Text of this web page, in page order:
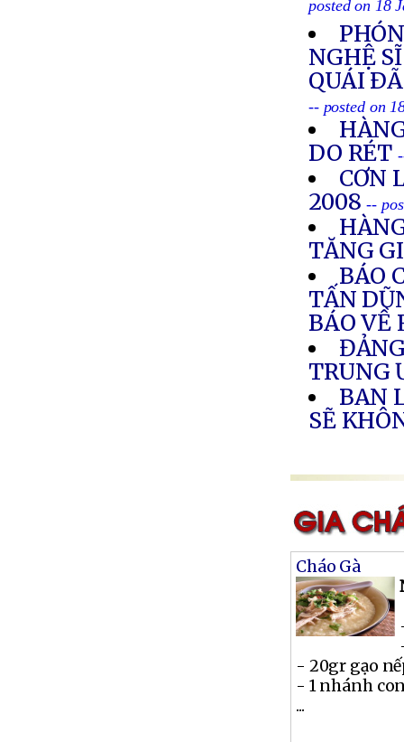
posted on 18
NGHỆ
QUÁI
-- posted on
DO RÉT
CƠN
2008--
TĂNG
BÁO
TẤN
BÁO VỀ
TRUNG
BAN
SẼ
Cháo Gà
- 20gr gạo
- 1 nhánh
...